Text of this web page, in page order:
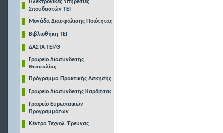
Ηλεκτρονικές Υπηρεσίες
Σπουδαστών ΤΕΙ
Μονάδα Διασφάλισης Ποιότητας
Βιβλιοθήκη ΤΕΙ
ΔΑΣΤΑ ΤΕΙ/Θ
Γραφείο Διασύνδεσης
Θεσσαλίας
Πρόγραμμα Πρακτικής Ασκησης
Γραφείο Διασύνδεσης Καρδίτσας
Γραφείο Ευρωπαικών
Προγραμμάτων
Κέντρο Τεχνολ. Έρευνας